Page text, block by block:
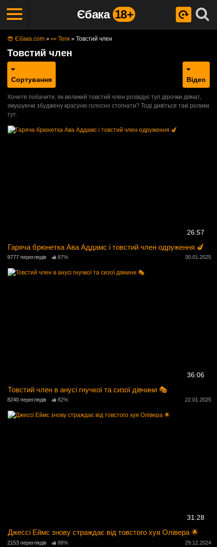
Єбака 18+
😎 Єбака.com » 👀 Теги » Товстий член
Товстий член
Сортування Відео
Хочете побачити, як великий товстий член розвідує тугі дірочки дівчат,
змушуючи збуджену красуню голосно стогнати? Тоді дивіться такі ролики
тут.
26:57
Гаряча брюнетка Ава Аддамс і товстий член одруження 🍆
9777 переглядів 87% 30.01.2025
36:06
Товстий член в анусі гнучкої та сизої дівчини 🎭
8240 переглядів 82% 22.01.2025
31:28
Джессі Еймс знову страждає від товстого хуя Олівера 🌟
2153 переглядів 88% 29.12.2024